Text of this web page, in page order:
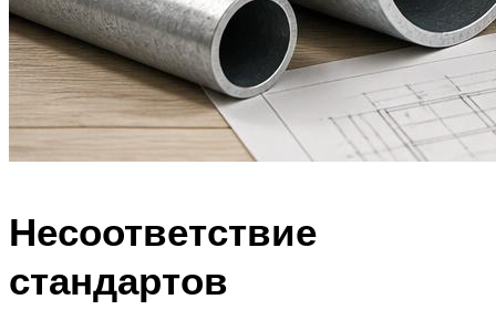
Несоответствие
стандартов